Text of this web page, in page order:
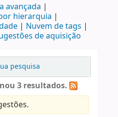
avançada
hierarquia
Nuvem de tags
de aquisição
pesquisa
3 resultados.